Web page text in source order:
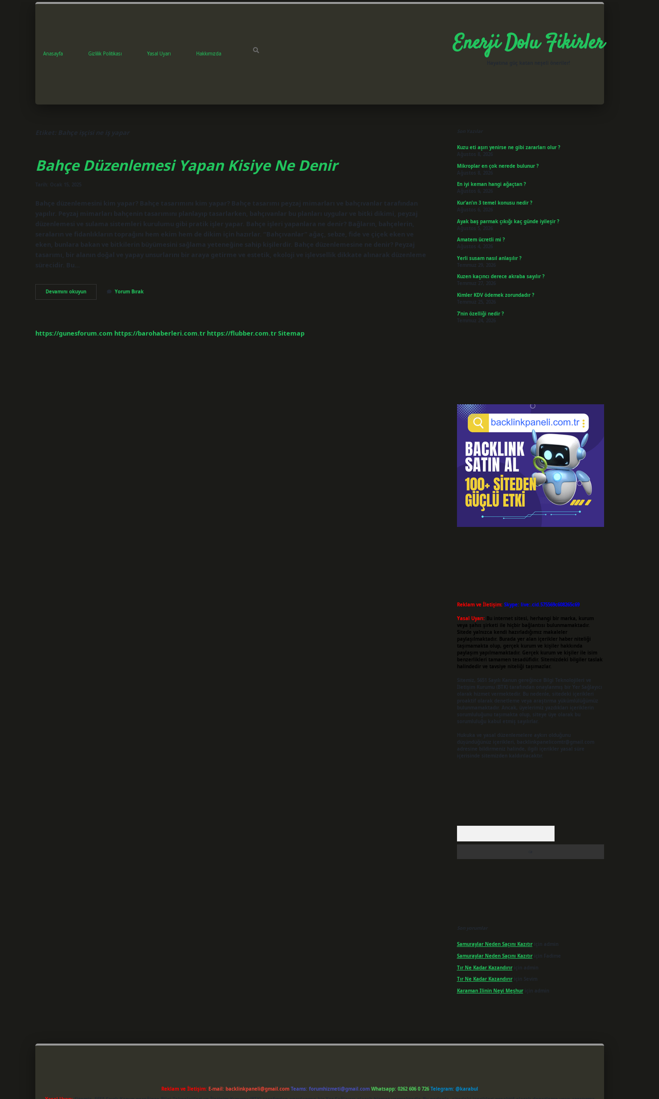
Anasayfa Gizlilik Politikası Yasal Uyarı Hakkımızda Enerji Dolu Fikirler
Etiket: Bahçe işçisi ne iş yapar
Bahçe Düzenlemesi Yapan Kisiye Ne Denir
Tarih: Ocak 15, 2025
Bahçe düzenlemesini kim yapar? Bahçe tasarımını kim yapar? Bahçe tasarımı peyzaj mimarları ve bahçıvanlar tarafından
yapılır. Peyzaj mimarları bahçenin tasarımını planlayıp tasarlarken, bahçıvanlar bu planları uygular ve bitki dikimi, peyzaj
düzenlemesi ve sulama sistemleri kurulumu gibi pratik işler yapar. Bahçe işleri yapanlara ne denir? Bağların, bahçelerin,
seraların ve fidanlıkların toprağını hem ekim hem de dikim için hazırlar. “Bahçıvanlar” ağaç, sebze, fide ve çiçek eken ve
eken, bunlara bakan ve bitkilerin büyümesini sağlama yeteneğine sahip kişilerdir. Bahçe düzenlemesine ne denir? Peyzaj
tasarımı, bir alanın doğal ve yapay unsurlarını bir araya getirme ve estetik, ekoloji ve işlevsellik dikkate alınarak düzenleme
sürecidir. Bu…
Devamını okuyunBahçe
Düzenlemesi
Yorum Bırak
https://gunesforum.com https://barohaberleri.com.tr https://flubber.com.trSitemap
Son Yazılar
Kuzu eti aşırı yenirse ne gibi zararları olur ?
Ağustos 8, 2026
Mikroplar en çok nerede bulunur ?
Ağustos 8, 2026
En iyi keman hangi ağaçtan ?
Ağustos 6, 2026
Kur’an’ın 3 temel konusu nedir ?
Ağustos 6, 2026
Ayak baş parmak çıkığı kaç günde iyileşir ?
Ağustos 5, 2026
Amatem ücretli mi ?
Ağustos 4, 2026
Yerli susam nasıl anlaşılır ?
Temmuz 29, 2026
Kuzen kaçıncı derece akraba sayılır ?
Temmuz 27, 2026
Kimler KDV ödemek zorundadır ?
Temmuz 25, 2026
7’nin özelliği nedir ?
Temmuz 24, 2026
Reklam ve İletişim: Skype: live:.cid.575569c608265c69
Yasal Uyarı: Bu internet sitesi, herhangi bir marka, kurum
veya şahıs şirketi ile hiçbir bağlantısı bulunmamaktadır.
Sitede yalnızca kendi hazırladığımız makaleler
paylaşılmaktadır. Burada yer alan içerikler haber niteliği
taşımamakta olup, gerçek kurum ve kişiler hakkında
paylaşım yapılmamaktadır. Gerçek kurum ve kişiler ile isim
benzerlikleri tamamen tesadüfidir. Sitemizdeki bilgiler taslak
halindedir ve tavsiye niteliği taşımazlar.
Sitemiz, 5651 Sayılı Kanun gereğince Bilgi Teknolojileri ve
İletişim Kurumu (BTK) tarafından onaylanmış bir Yer Sağlayıcı
olarak hizmet vermektedir. Bu nedenle, sitedeki içerikleri
proaktif olarak denetleme veya araştırma yükümlülüğümüz
bulunmamaktadır. Ancak, üyelerimiz yazdıkları içeriklerin
sorumluluğunu taşımakta olup, siteye üye olarak bu
sorumluluğu kabul etmiş sayılırlar.
Hukuka ve yasal düzenlemelere aykırı olduğunu
düşündüğünüz içerikleri,
backlinkpanelicomtr@gmail.com
adresine bildirmeniz halinde, ilgili içerikler yasal süre
içerisinde sitemizden kaldırılacaktır.
Son yorumlar
Samuraylar Neden Saçını Kazıtıriçin admin
Samuraylar Neden Saçını Kazıtıriçin Fadime
Tır Ne Kadar Kazandırıriçin admin
Tır Ne Kadar Kazandırıriçin Sevim
Karaman Ilinin Neyi Meşhuriçin admin
Reklam ve İletişim: E-mail: backlinkpaneli@gmail.com Teams: forumhizmeti@gmail.com Whatsapp: 0262 606 0 726 Telegram: @karabul